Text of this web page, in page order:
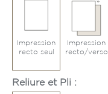
Impression
recto seul
Impression
recto/verso
Reliure et Pli :